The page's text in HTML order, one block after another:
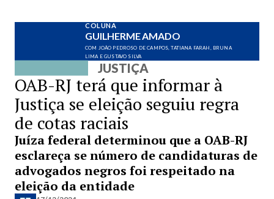
COLUNA
GUILHERME AMADO
COM JOÃO PEDROSO DE CAMPOS, TATIANA FARAH, BRUNA
LIMA E GUSTAVO SILVA
JUSTIÇA
OAB-RJ terá que informar à
Justiça se eleição seguiu regra
de cotas raciais
Juíza federal determinou que a OAB-RJ
esclareça se número de candidaturas de
advogados negros foi respeitado na
eleição da entidade